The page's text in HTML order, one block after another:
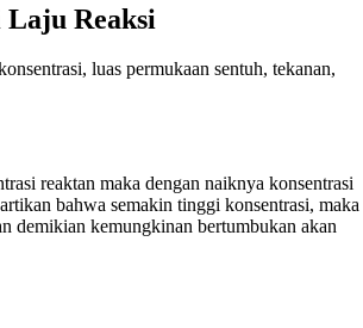
Reaksi
luas permukaan sentuh, tekanan,
reaktan maka dengan naiknya konsentrasi
bahwa semakin tinggi konsentrasi, maka
demikian kemungkinan bertumbukan akan